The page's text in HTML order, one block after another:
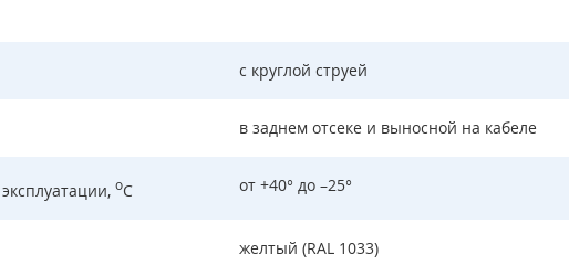
с круглой струей
в заднем отсеке и выносной на кабеле
оС от +40° до –25°
желтый (RAL 1033)